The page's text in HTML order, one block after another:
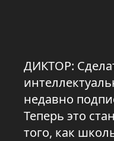
ДИКТОР:
недавно
Теперь это
того, как